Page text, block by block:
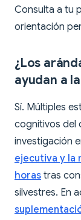
Consulta a tu
orientación
¿Los
ayudan a
Sí. Múltiples
cognitivos del
investigación
ejecutiva y la
horas tras
silvestres. En